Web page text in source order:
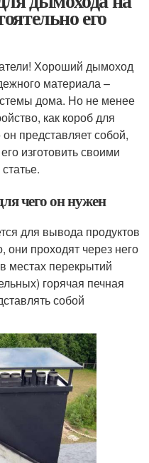
его
Хороший дымоход
материала –
дома. Но не менее
как короб для
представляет собой,
изготовить своими
чего он нужен
для вывода продуктов
они проходят через него
местах перекрытий
горячая печная
собой